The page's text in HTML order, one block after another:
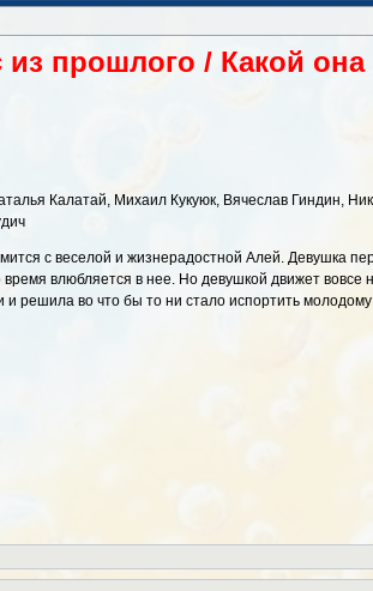
из прошлого / Какой
Калатай, Михаил Кукуюк, Вячеслав Гиндин,
с веселой и жизнерадостной Алей. Девушка
влюбляется в нее. Но девушкой движет
решила во что бы то ни стало испортить